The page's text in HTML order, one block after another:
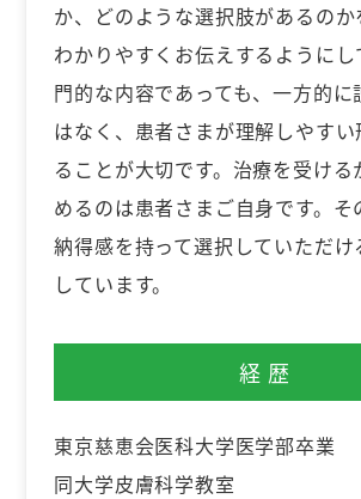
か、どのような選択肢があるの
わかりやすくお伝えするようにし
門的な内容であっても、一方的に
はなく、患者さまが理解しやす
ることが大切です。治療を受ける
めるのは患者さまご自身です。そ
納得感を持って選択していただ
しています。
経歴
東京慈恵会医科大学医学部卒業
同大学皮膚科学教室